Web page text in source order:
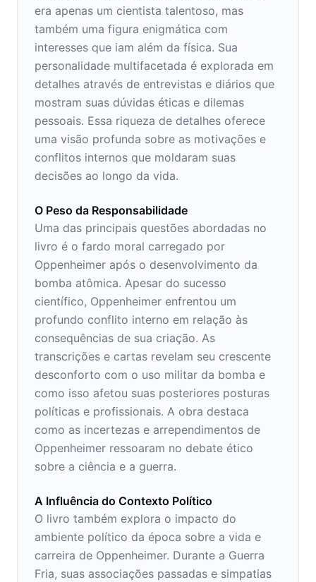
era apenas um cientista talentoso, mas
também uma figura enigmática com
interesses que iam além da física. Sua
personalidade multifacetada é explorada em
detalhes através de entrevistas e diários que
mostram suas dúvidas éticas e dilemas
pessoais. Essa riqueza de detalhes oferece
uma visão profunda sobre as motivações e
conflitos internos que moldaram suas
decisões ao longo da vida.
O Peso da Responsabilidade
Uma das principais questões abordadas no
livro é o fardo moral carregado por
Oppenheimer após o desenvolvimento da
bomba atômica. Apesar do sucesso
científico, Oppenheimer enfrentou um
profundo conflito interno em relação às
consequências de sua criação. As
transcrições e cartas revelam seu crescente
desconforto com o uso militar da bomba e
como isso afetou suas posteriores posturas
políticas e profissionais. A obra destaca
como as incertezas e arrependimentos de
Oppenheimer ressoaram no debate ético
sobre a ciência e a guerra.
A Influência do Contexto Político
O livro também explora o impacto do
ambiente político da época sobre a vida e
carreira de Oppenheimer. Durante a Guerra
Fria, suas associações passadas e simpatias